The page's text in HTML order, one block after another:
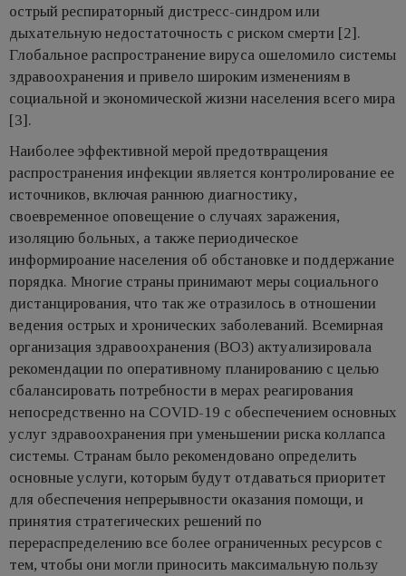
острый респираторный дистресс-синдром или
дыхательную недостаточность с риском смерти [2].
Глобальное распространение вируса ошеломило системы
здравоохранения и привело широким изменениям в
социальной и экономической жизни населения всего мира
[3].
Наиболее эффективной мерой предотвращения
распространения инфекции является контролирование ее
источников, включая раннюю диагностику,
своевременное оповещение о случаях заражения,
изоляцию больных, а также периодическое
информироание населения об обстановке и поддержание
порядка. Многие страны принимают меры социального
дистанцирования, что так же отразилось в отношении
ведения острых и хронических заболеваний. Всемирная
организация здравоохранения (ВОЗ) актуализировала
рекомендации по оперативному планированию с целью
сбалансировать потребности в мерах реагирования
непосредственно на COVID-19 с обеспечением основных
услуг здравоохранения при уменьшении риска коллапса
системы. Странам было рекомендовано определить
основные услуги, которым будут отдаваться приоритет
для обеспечения непрерывности оказания помощи, и
принятия стратегических решений по
перераспределению все более ограниченных ресурсов с
тем, чтобы они могли приносить максимальную пользу